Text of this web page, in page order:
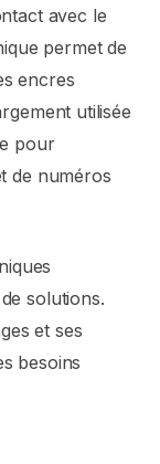
avec le
permet de
encres
utilisée
pour
de numéros
solutions.
et ses
besoins